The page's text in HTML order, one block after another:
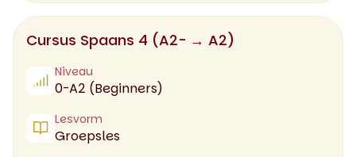
Cursus Spaans 4 (A2- → A2)
Niveau
0-A2 (Beginners)
Lesvorm
Groepsles